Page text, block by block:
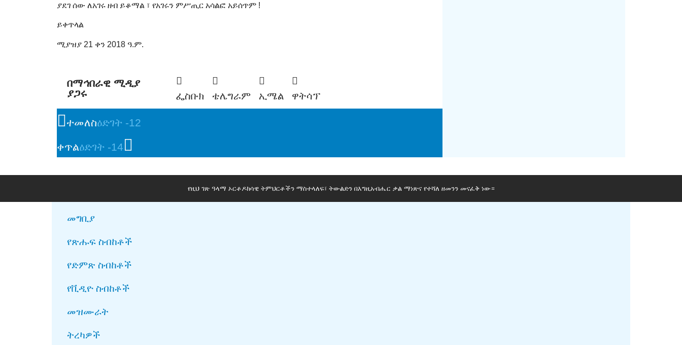
ያደገ ሰው ለአገሩ ዘብ ይቆማል ፣ የአገሩን ምሥጢር አሳልፎ አይሰጥም !
ይቀጥላል
ሚያዝያ 21 ቀን 2018 ዓ.ም.
በማኅበራዊ ሚዲያ
ያጋሩ
ፌስቡክ ቴሌግራም ኢሜል ዋትሳፕ
ተመለስዕድገት -12
ቀጥልዕድገት -14
የዚህ ገጽ ዓላማ ኦርቶዶክሳዊ ትምህርቶችን ማስተላለፍ፣ ትውልድን በእግዚአብሔር ቃል ማነጽና የተሻለ ዘመንን መናፈቅ ነው።
መግቢያ
የጽሑፍ ስብከቶች
የድምጽ ስብከቶች
የቪዲዮ ስብከቶች
መዝሙራት
ትረካዎች